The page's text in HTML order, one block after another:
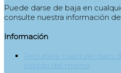
Puede darse de baja en
consulte nuestra información
Información
Recupera cualquier dato
estado del mismo